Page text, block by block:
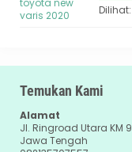
Dilihat:
Temukan Kami
Alamat
Jl. Ringroad Utara KM
Jawa Tengah